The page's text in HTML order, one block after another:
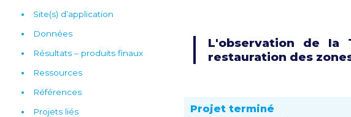
Site(s) d’application
Données
Résultats – produits finaux
Ressources
Références
Projets liés
L'observation de la
restauration des
Projet terminé